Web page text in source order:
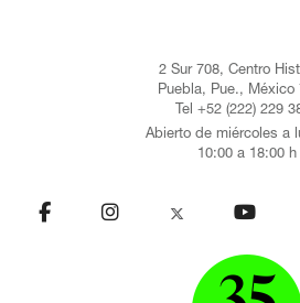
2 Sur 708, Centro
Puebla, Pue., México
Tel +52 (222) 229
Abierto de miércoles a
10:00 a 18:00 h